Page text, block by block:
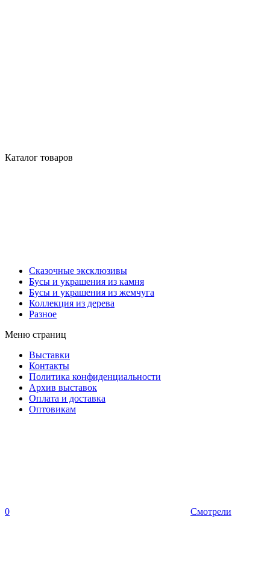
Каталог товаров
Сказочные эксклюзивы
Бусы и украшения из камня
Бусы и украшения из жемчуга
Коллекция из дерева
Разное
Меню страниц
Выставки
Контакты
Политика конфиденциальности
Архив выставок
Оплата и доставка
Оптовикам
0 Смотрели